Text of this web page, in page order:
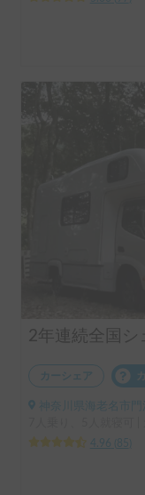
カーシェア
神奈川県海老名市
4.96
85